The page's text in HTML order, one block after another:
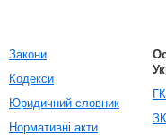
Закони
Кодекси
Юридичний словник
Нормативні акти